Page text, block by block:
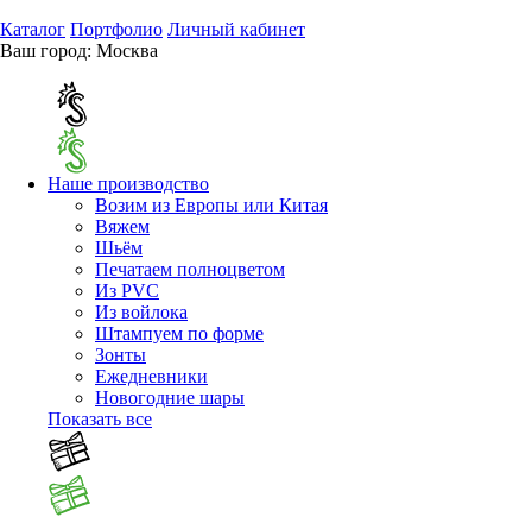
Каталог Портфолио Личный кабинет
Ваш город: Москва
Наше производство
Возим из Европы или Китая
Вяжем
Шьём
Печатаем полноцветом
Из PVC
Из войлока
Штампуем по форме
Зонты
Ежедневники
Новогодние шары
Показать все